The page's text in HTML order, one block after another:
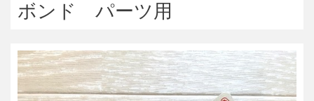
ボンド パーツ用